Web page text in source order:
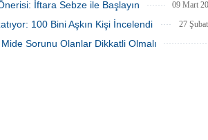
İftara Sebze ile Başlayın 09 Mart
100 Bini Aşkın Kişi İncelendi 27
Sorunu Olanlar Dikkatli Olmalı